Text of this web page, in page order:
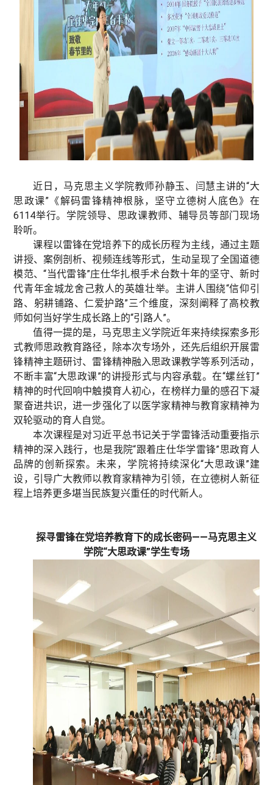
近日，马克思主义学院教师孙静玉、闫慧主讲的“大
思政课”《解码雷锋精神根脉，坚守立德树人底色》在
6114举行。学院领导、思政课教师、辅导员等部门现场
聆听。
课程以雷锋在党培养下的成长历程为主线，通过主题
讲授、案例剖析、视频连线等形式，生动呈现了全国道德
模范、“当代雷锋”庄仕华扎根手术台数十年的坚守、新时
代青年金城龙舍己救人的英雄壮举。主讲人围绕“信仰引
路、躬耕铺路、仁爱护路”三个维度，深刻阐释了高校教
师如何当好学生成长路上的“引路人”。
值得一提的是，马克思主义学院近年来持续探索多形
式教师思政教育路径，除本次专场外，还先后组织开展雷
锋精神主题研讨、雷锋精神融入思政课教学等系列活动，
不断丰富“大思政课”的讲授形式与内容承载。在“螺丝钉”
精神的时代回响中触摸育人初心，在榜样力量的感召下凝
聚奋进共识，进一步强化了以医学家精神与教育家精神为
双轮驱动的育人自觉。
本次课程是对习近平总书记关于学雷锋活动重要指示
精神的深入践行，也是我院“跟着庄仕华学雷锋”思政育人
品牌的创新探索。未来，学院将持续深化“大思政课”建
设，引导广大教师以教育家精神为引领，在立德树人新征
程上培养更多堪当民族复兴重任的时代新人。
探寻雷锋在党培养教育下的成长密码——马克思主义
学院“大思政课”学生专场